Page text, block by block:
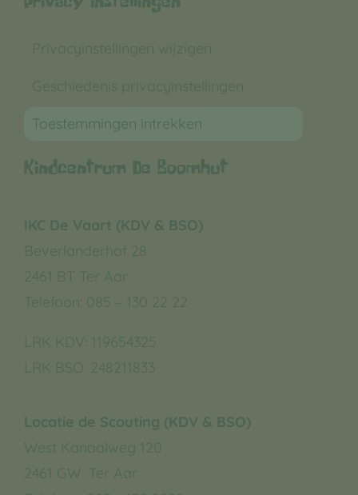
Privacyinstellingen wijzigen
Geschiedenis privacyinstellingen
Toestemmingen intrekken
Kindcentrum De Boomhut
IKC De Vaart (KDV & BSO)
Beverlanderhof 28
2461 BT Ter Aar
Telefoon: 085 – 130 22 22
LRK KDV: 119654325
LRK BSO: 248211833
Locatie de Scouting (KDV & BSO)
West Kanaalweg 120
2461 GW Ter Aar